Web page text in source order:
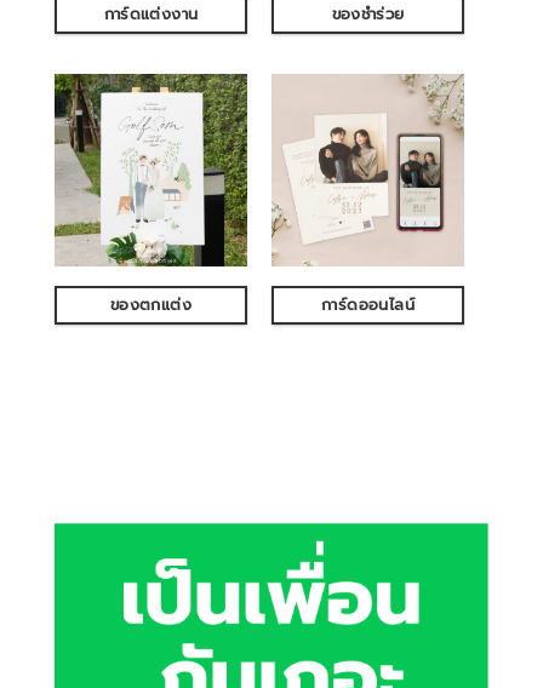
การ์ดแต่งงาน ของชำร่วย
ของตกแต่ง การ์ดออนไลน์